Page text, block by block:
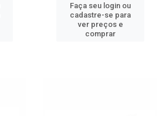
Faça seu login ou
cadastre-se para
ver preços e
comprar